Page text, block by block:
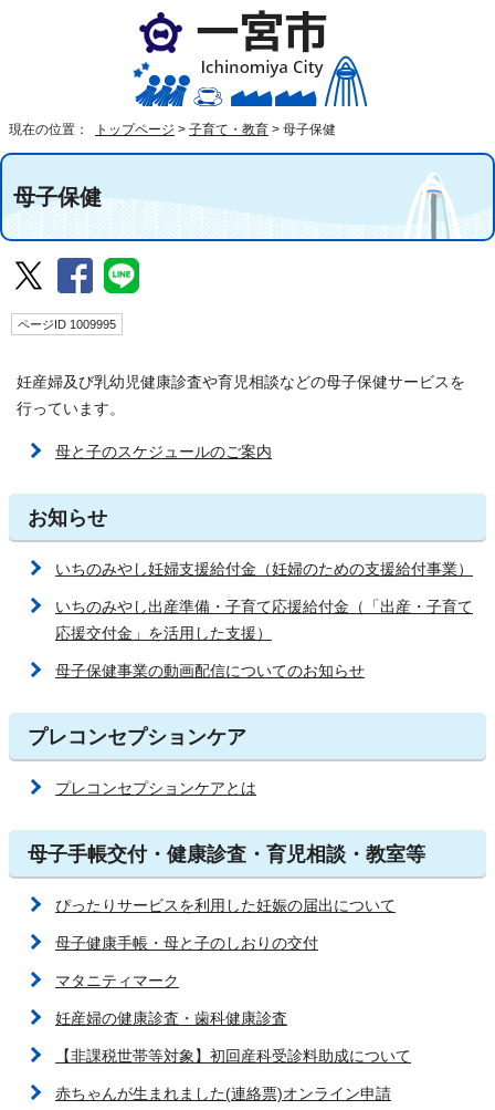
現在の位置： トップページ > 子育て・教育 > 母子保健
母子保健
ページID 1009995
妊産婦及び乳幼児健康診査や育児相談などの母子保健サービスを
行っています。
母と子のスケジュールのご案内
お知らせ
いちのみやし妊婦支援給付金（妊婦のための支援給付事業）
いちのみやし出産準備・子育て応援給付金（「出産・子育て
応援交付金」を活用した支援）
母子保健事業の動画配信についてのお知らせ
プレコンセプションケア
プレコンセプションケアとは
母子手帳交付・健康診査・育児相談・教室等
ぴったりサービスを利用した妊娠の届出について
母子健康手帳・母と子のしおりの交付
マタニティマーク
妊産婦の健康診査・歯科健康診査
【非課税世帯等対象】初回産科受診料助成について
赤ちゃんが生まれました(連絡票)オンライン申請